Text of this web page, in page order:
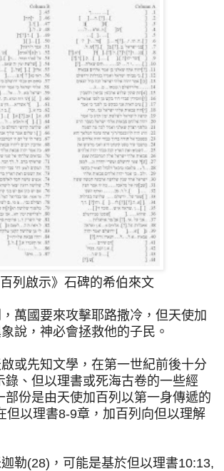
百列啟示》石碑的希伯來文
萬國要來攻擊耶路撒冷，但天使加
說，神必會拯救他的子民。
或先知文學，在第一世紀前後十分
錄、但以理書或死海古卷的一些經
部份是由天使加百列以第一身傳遞的
但以理書8-9章，加百列向但以理解
勒(28)，可能是基於但以理書10:13,